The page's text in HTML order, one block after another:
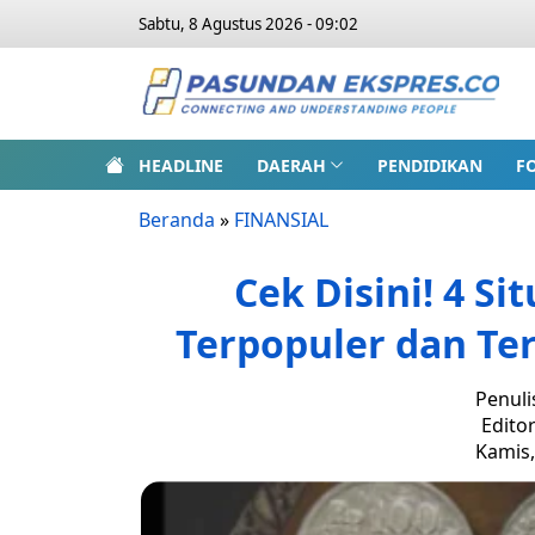
Sabtu, 8 Agustus 2026 - 09:02
HEADLINE DAERAH PENDIDIKAN
Beranda » FINANSIAL
Cek Disini! 4
Terpopuler dan